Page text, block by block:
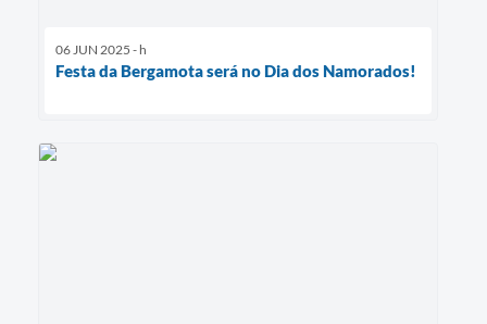
06 JUN 2025 - h
Festa da Bergamota será no Dia dos Namorados!